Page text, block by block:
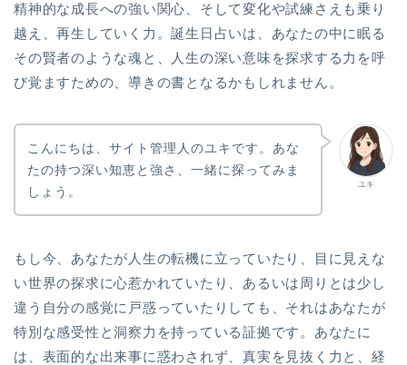
精神的な成長への強い関心、そして変化や試練さえも乗り
越え、再生していく力。誕生日占いは、あなたの中に眠る
その賢者のような魂と、人生の深い意味を探求する力を呼
び覚ますための、導きの書となるかもしれません。
ユキ
こんにちは、サイト管理人のユキです。あな
たの持つ深い知恵と強さ、一緒に探ってみま
しょう。
もし今、あなたが人生の転機に立っていたり、目に見えな
い世界の探求に心惹かれていたり、あるいは周りとは少し
違う自分の感覚に戸惑っていたりしても、それはあなたが
特別な感受性と洞察力を持っている証拠です。あなたに
は、表面的な出来事に惑わされず、真実を見抜く力と、経